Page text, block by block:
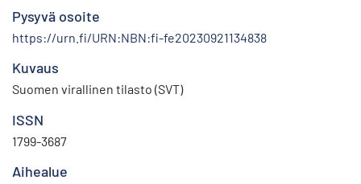
Pysyvä osoite
https://urn.fi/URN:NBN:fi-fe20230921134838
Kuvaus
Suomen virallinen tilasto (SVT)
ISSN
1799-3687
Aihealue